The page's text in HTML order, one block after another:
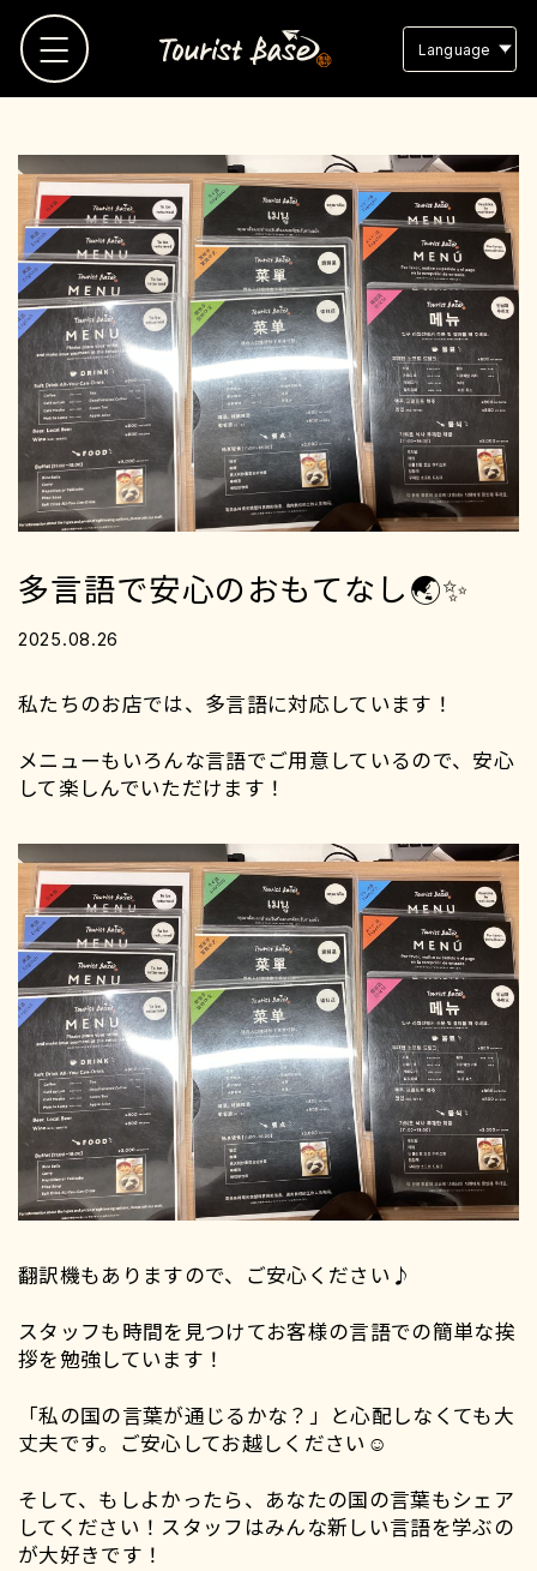
TOP
観光地MAP
観光地リスト
お気に入り
スタッフブログ
よくある質問
Language
多言語で安心のおもてなし🌏✨
2025.08.26
私たちのお店では、多言語に対応しています！
メニューもいろんな言語でご用意しているので、安心
して楽しんでいただけます！
翻訳機もありますので、ご安心ください♪
スタッフも時間を見つけてお客様の言語での簡単な挨
拶を勉強しています！
「私の国の言葉が通じるかな？」と心配しなくても大
丈夫です。ご安心してお越しください☺️
そして、もしよかったら、あなたの国の言葉もシェア
してください！スタッフはみんな新しい言語を学ぶの
が大好きです！